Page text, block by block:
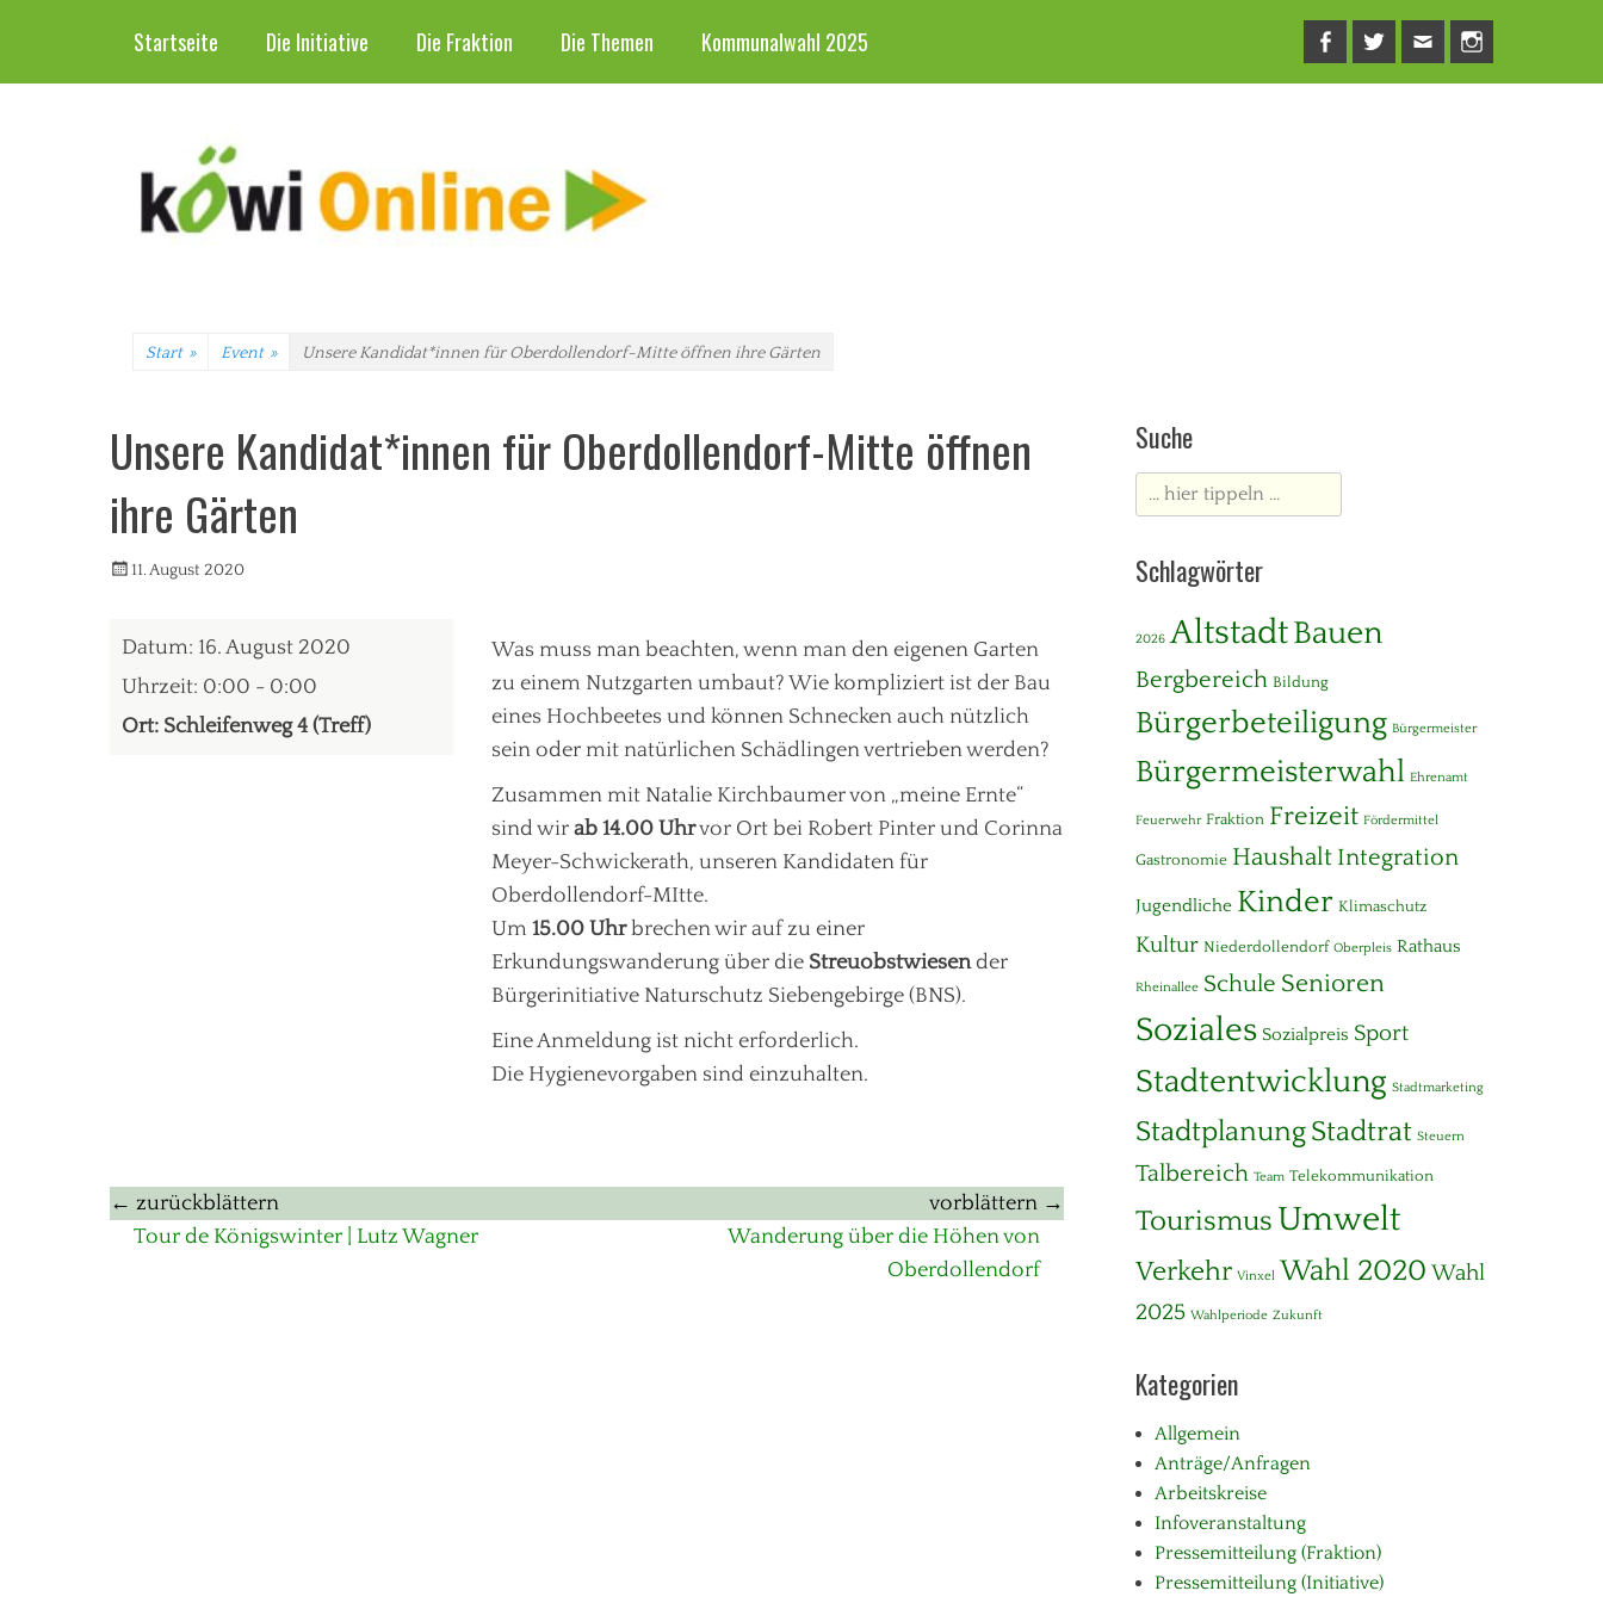
zumStartseite Die Initiative Die Fraktion Die Themen Kommunalwahl 2025 Facebook
Twitter
Mail
Start » Event » Unsere Kandidat*innen für Oberdollendorf-Mitte öffnen ihre Gärten
Unsere Kandidat*innen für Oberdollendorf-Mitte öffnen
ihre Gärten
Veröffentlicht
11. August 2020
Datum: 16. August 2020
Uhrzeit: 0:00 - 0:00
Ort: Schleifenweg 4 (Treff)
Was muss man beachten, wenn man den eigenen Garten
zu einem Nutzgarten umbaut? Wie kompliziert ist der Bau
eines Hochbeetes und können Schnecken auch nützlich
sein oder mit natürlichen Schädlingen vertrieben werden?
Zusammen mit Natalie Kirchbaumer von „meine Ernte“
sind wir ab 14.00 Uhrvor Ort bei Robert Pinter und Corinna
Meyer-Schwickerath, unseren Kandidaten für
Oberdollendorf-MItte.
Um 15.00 Uhrbrechen wir auf zu einer
Erkundungswanderung über die Streuobstwiesen der
Bürgerinitiative Naturschutz Siebengebirge (BNS).
Eine Anmeldung ist nicht erforderlich.
Die Hygienevorgaben sind einzuhalten.
Beitragsnavigation
← zurückblättern
Vorheriger
Tour de Königswinter | Lutz Wagner
vorblättern →
Wanderung über die Höhen von
Oberdollendorf
Suche
Suche
nach:
Schlagwörter
2026 AltstadtBauen
Bergbereich Bildung
Bürgerbeteiligung Bürgermeister
Bürgermeisterwahl Ehrenamt
Feuerwehr Fraktion Freizeit Fördermittel
Gastronomie Haushalt Integration
Jugendliche Kinder Klimaschutz
Kultur Niederdollendorf Oberpleis Rathaus
Rheinallee Schule Senioren
Soziales Sozialpreis Sport
Stadtentwicklung Stadtmarketing
StadtplanungStadtrat Steuern
Talbereich Team Telekommunikation
TourismusUmwelt
Verkehr Vinxel Wahl 2020 Wahl
2025 Wahlperiode Zukunft
Kategorien
Allgemein
Anträge/Anfragen
Arbeitskreise
Infoveranstaltung
Pressemitteilung (Fraktion)
Pressemitteilung (Initiative)